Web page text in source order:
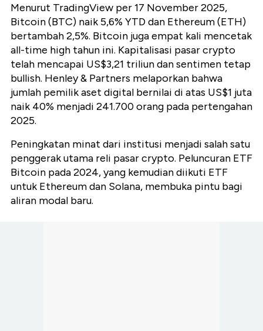
Menurut TradingView per 17 November 2025,
Bitcoin (BTC) naik 5,6% YTD dan Ethereum (ETH)
bertambah 2,5%. Bitcoin juga empat kali mencetak
all-time high tahun ini. Kapitalisasi pasar crypto
telah mencapai US$3,21 triliun dan sentimen tetap
bullish. Henley & Partners melaporkan bahwa
jumlah pemilik aset digital bernilai di atas US$1 juta
naik 40% menjadi 241.700 orang pada pertengahan
2025.
Peningkatan minat dari institusi menjadi salah satu
penggerak utama reli pasar crypto. Peluncuran ETF
Bitcoin pada 2024, yang kemudian diikuti ETF
untuk Ethereum dan Solana, membuka pintu bagi
aliran modal baru.